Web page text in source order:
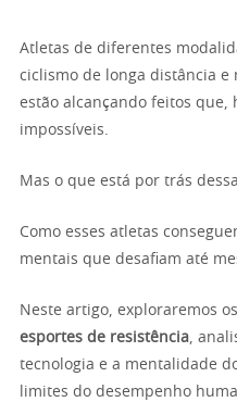
Atletas de diferentes
ciclismo de longa distância e
estão alcançando feitos que,
impossíveis.
Mas o que está por trás
Como esses atletas
mentais que desafiam até
Neste artigo, exploraremos
esportes de resistência,
tecnologia e a mentalidade
limites do desempenho